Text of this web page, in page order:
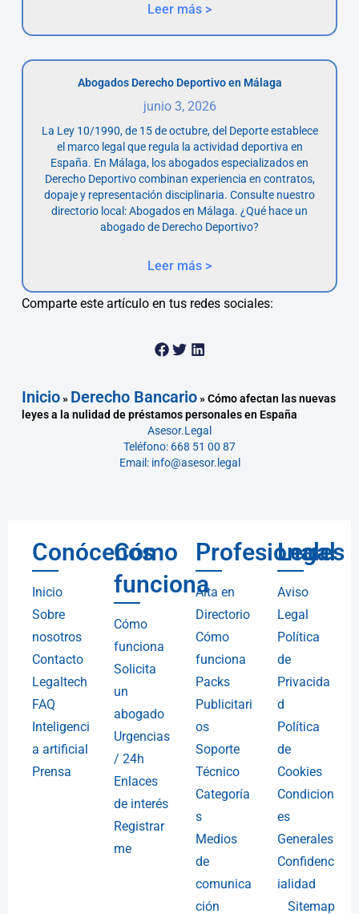
Leer más >
Abogados Derecho Deportivo en Málaga
junio 3, 2026
La Ley 10/1990, de 15 de octubre, del Deporte establece
el marco legal que regula la actividad deportiva en
España. En Málaga, los abogados especializados en
Derecho Deportivo combinan experiencia en contratos,
dopaje y representación disciplinaria. Consulte nuestro
directorio local: Abogados en Málaga. ¿Qué hace un
abogado de Derecho Deportivo?
Leer más >
Comparte este artículo en tus redes sociales:
Inicio» Derecho Bancario»Cómo afectan las nuevas
leyes a la nulidad de préstamos personales en España
Asesor.Legal
Teléfono: 668 51 00 87
Email: info@asesor.legal
Conócenos
Inicio
Sobre
nosotros
Contacto
Legaltech
FAQ
Inteligenci
a artificial
Prensa
Cómo
funciona
Cómo
funciona
Solicita
un
abogado
Urgencias
/ 24h
Enlaces
de interés
Registrar
me
Profesionales
Alta en
Directorio
Cómo
funciona
Packs
Publicitari
os
Soporte
Técnico
Categoría
s
Medios
de
comunica
ción
Legal
Aviso
Legal
Política
de
Privacida
d
Política
de
Cookies
Condicion
es
Generales
Confidenc
ialidad
Sitemap